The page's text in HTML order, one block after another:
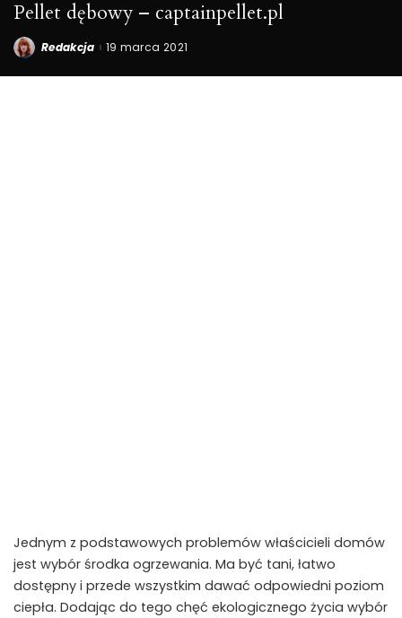
Pellet dębowy – captainpellet.pl
Posted
Redakcja 19 marca 2021
Jednym z podstawowych problemów właścicieli domów
jest wybór środka ogrzewania. Ma być tani, łatwo
dostępny i przede wszystkim dawać odpowiedni poziom
ciepła. Dodając do tego chęć ekologicznego życia wybór